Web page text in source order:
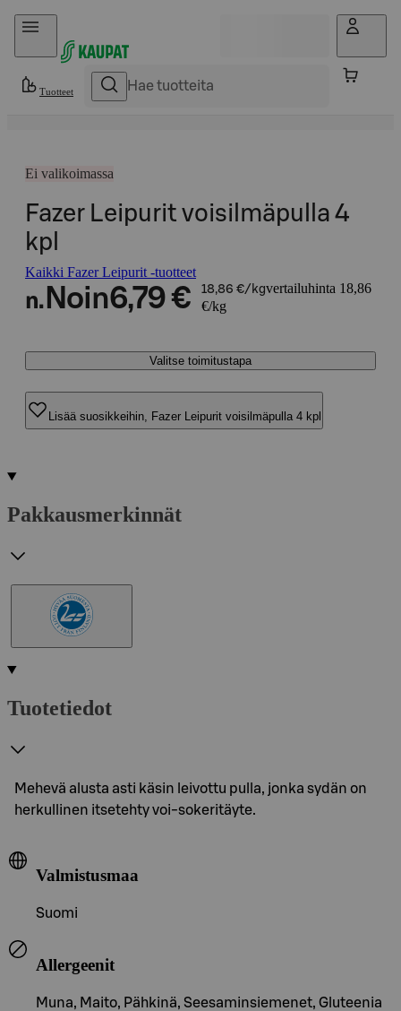
Hyppää sisältöön
Tuotteet
Ei valikoimassa
Fazer Leipurit voisilmäpulla 4
kpl
Kaikki Fazer Leipurit -tuotteet
n. Noin6,79 € 18,86 €/kgvertailuhinta 18,86
€/kg
Valitse toimitustapa
Lisää suosikkeihin, Fazer Leipurit voisilmäpulla 4 kpl
Pakkausmerkinnät
Tuotetiedot
Mehevä alusta asti käsin leivottu pulla, jonka sydän on
herkullinen itsetehty voi-sokeritäyte.
Valmistusmaa
Suomi
Allergeenit
Muna, Maito, Pähkinä, Seesaminsiemenet, Gluteenia